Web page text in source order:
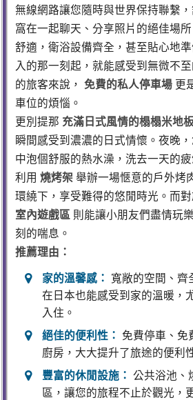
無線網路讓您隨時與世界保持聯繫
窩在一起聊天、分享照片的絕佳場
舒適，衛浴設備齊全，甚至貼心地
入的那一刻起，就能感受到無微不
的旅客來說， 免費的私人停車場更
車位的煩惱。
更別提那 充滿日式風情的榻榻米地
瞬間感受到濃濃的日式情懷。夜晚
中泡個舒服的熱水澡，洗去一天的
利用 燒烤架舉辦一場愜意的戶外烤
環繞下，享受難得的悠閒時光。而
室內遊戲區 則能讓小朋友們盡情玩
刻的喘息。
推薦理由：
家的溫馨感： 寬敞的空間、齊
在日本也能感受到家的溫暖，
入住。
絕佳的便利性： 免費停車、免
廚房，大大提升了旅途的便利
豐富的休閒設施： 公共浴池、
區，讓您的旅程不止於觀光，